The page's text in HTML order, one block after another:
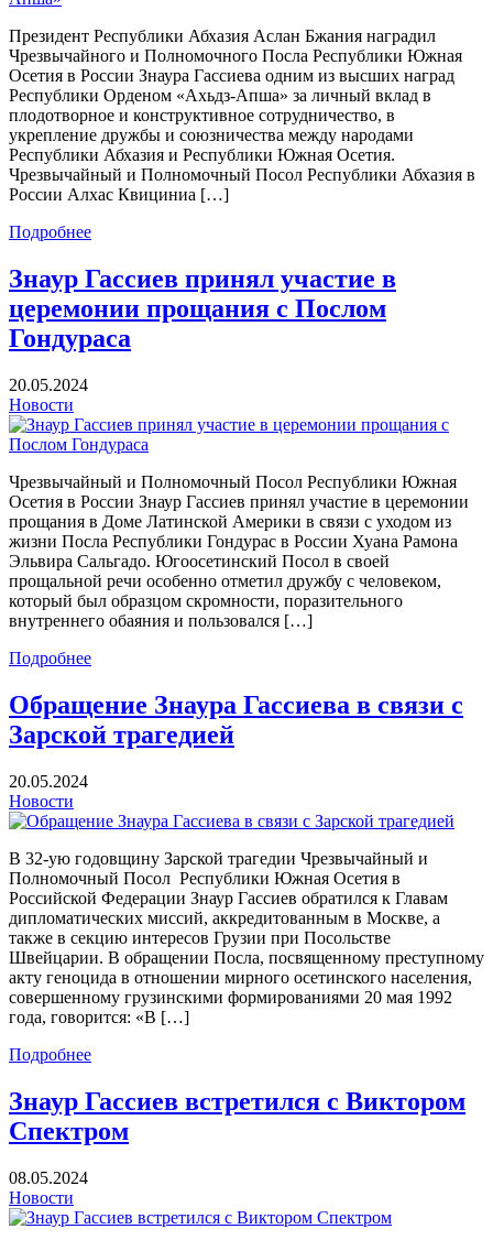
Президент Республики Абхазия Аслан Бжания наградил
Чрезвычайного и Полномочного Посла Республики Южная
Осетия в России Знаура Гассиева одним из высших наград
Республики Орденом «Ахьдз-Апша» за личный вклад в
плодотворное и конструктивное сотрудничество, в
укрепление дружбы и союзничества между народами
Республики Абхазия и Республики Южная Осетия.
Чрезвычайный и Полномочный Посол Республики Абхазия в
России Алхас Квициниа […]
Подробнее
Знаур Гассиев принял участие в
церемонии прощания с Послом
Гондураса
20.05.2024
Новости
Чрезвычайный и Полномочный Посол Республики Южная
Осетия в России Знаур Гассиев принял участие в церемонии
прощания в Доме Латинской Америки в связи с уходом из
жизни Посла Республики Гондурас в России Хуана Рамона
Эльвира Сальгадо. Югоосетинский Посол в своей
прощальной речи особенно отметил дружбу с человеком,
который был образцом скромности, поразительного
внутреннего обаяния и пользовался […]
Подробнее
Обращение Знаура Гассиева в связи с
Зарской трагедией
20.05.2024
Новости
В 32-ую годовщину Зарской трагедии Чрезвычайный и
Полномочный Посол Республики Южная Осетия в
Российской Федерации Знаур Гассиев обратился к Главам
дипломатических миссий, аккредитованным в Москве, а
также в секцию интересов Грузии при Посольстве
Швейцарии. В обращении Посла, посвященному преступному
акту геноцида в отношении мирного осетинского населения,
совершенному грузинскими формированиями 20 мая 1992
года, говорится: «В […]
Подробнее
Знаур Гассиев встретился с Виктором
Спектром
08.05.2024
Новости